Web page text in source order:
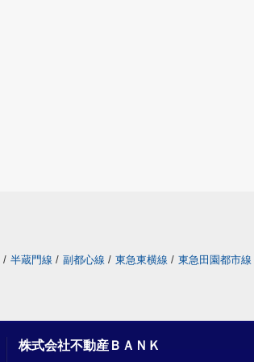
/ 半蔵門線 / 副都心線 / 東急東横線 / 東急田園都市線
株式会社不動産ＢＡＮＫ